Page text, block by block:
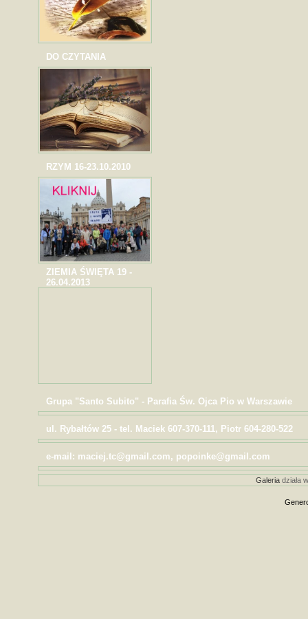
DO CZYTANIA
RZYM 16-23.10.2010
ZIEMIA ŚWIĘTA 19 -
26.04.2013
Grupa "Santo Subito" - Parafia Św. Ojca Pio w Warszawie
ul. Rybałtów 25 - tel. Maciek 607-370-111, Piotr 604-280-522
e-mail: maciej.tc@gmail.com, popoinke@gmail.com
Galeriadziała